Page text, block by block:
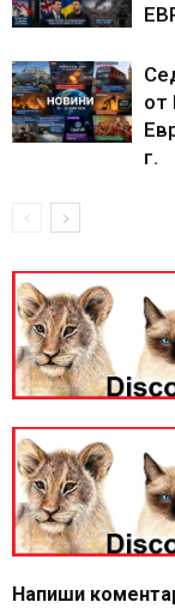
от
г.
Напиши